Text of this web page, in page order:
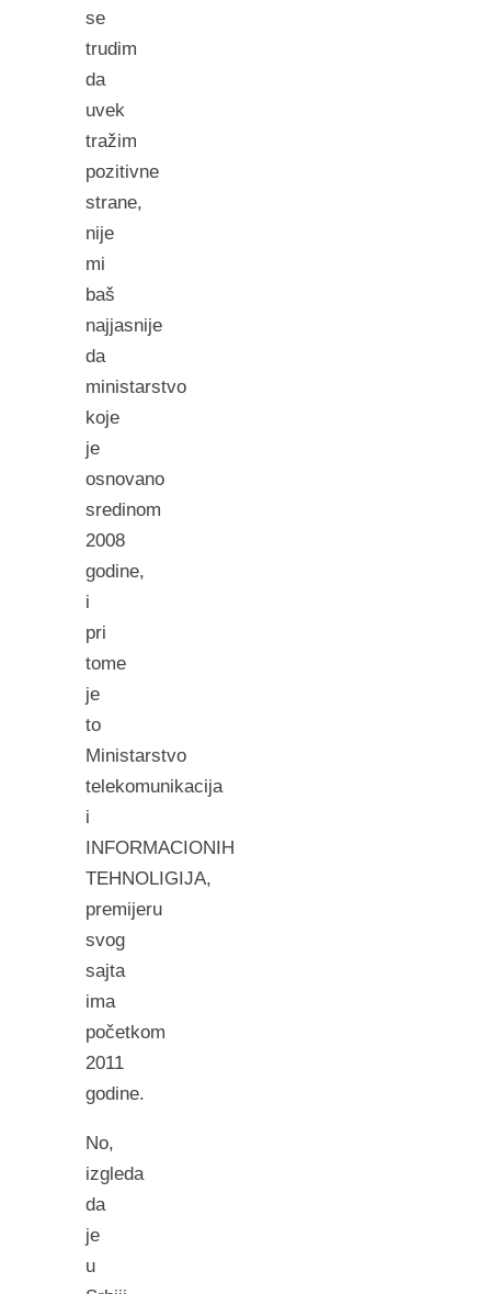
se
trudim
da
uvek
tražim
pozitivne
strane,
nije
mi
baš
najjasnije
da
ministarstvo
koje
je
osnovano
sredinom
2008
godine,
i
pri
tome
je
to
Ministarstvo
telekomunikacija
i
INFORMACIONIH
TEHNOLIGIJA,
premijeru
svog
sajta
ima
početkom
2011
godine.
No,
izgleda
da
je
u